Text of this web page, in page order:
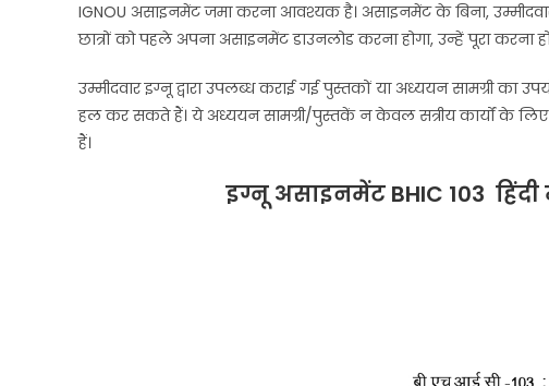
IGNOU असाइनमेंट जमा करना आवश्यक है। असाइनमेंट के बिना,
छात्रों को पहले अपना असाइनमेंट डाउनलोड करना होगा, उन्हें पूरा करना
उम्मीदवार इग्नू द्वारा उपलब्ध कराई गई पुस्तकों या अध्ययन सामग्री का
हल कर सकते हैं। ये अध्ययन सामग्री/पुस्तकें न केवल सत्रीय कार्यों के लिए
हैं।
इग्नू असाइनमेंट BHIC 103